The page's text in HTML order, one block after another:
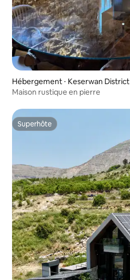
Hébergement ⋅ Keserwan District
Maison rustique en pierre
Superhôte
Superhôte